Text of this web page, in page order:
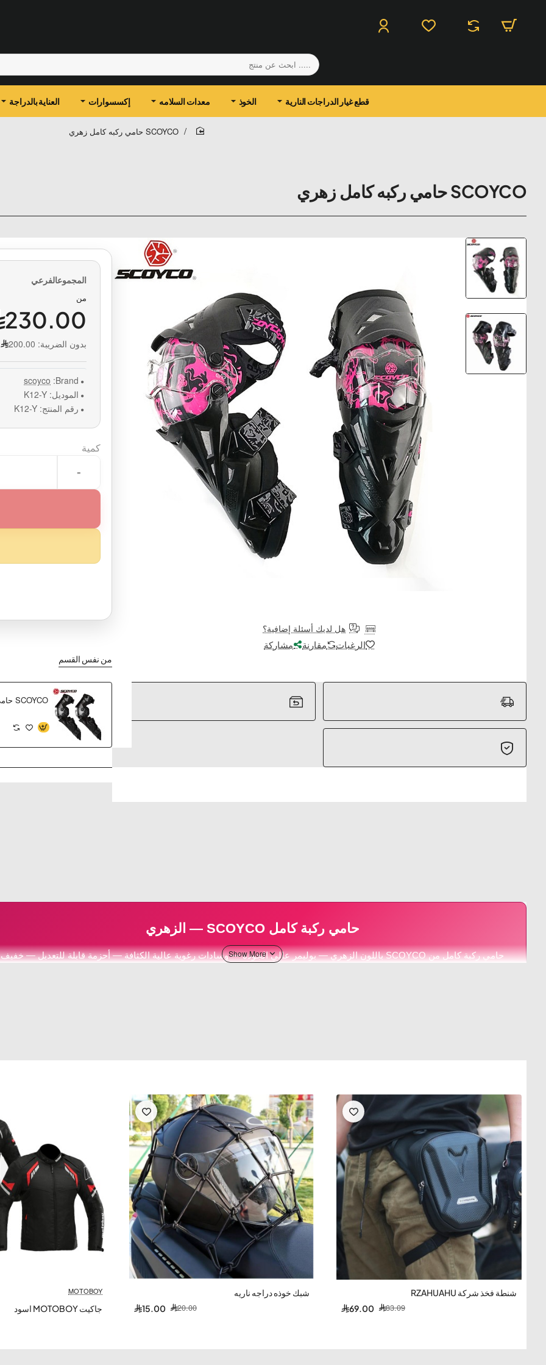
.....
ابحث
عن
منتج
قطع غيار الدراجات النارية الخوذ معدات السلامه إكسسوارات العناية بالدراجة
SCOYCO حامي ركبه كامل زهري
SCOYCO حامي ركبه كامل زهري
هل لديك أسئلة إضافية؟
الرغبات مقارنة مشاركة
من
230.00
بدون الضريبة: 200.00
Brand:
scoyco
الموديل: K12-Y
رقم المنتج: K12-Y
من نفس القسم
SCOYCO حامي ركبه كامل اسود
حامي ركبة كامل SCOYCO — الزهري
حامي ركبة كامل من SCOYCO باللون الزهري — بوليمر عالي الجودة — وسادات رغوية عالية الكثافة — أحزمة قابلة للتعديل — خفيف
حامي ركبة كامل SCOYCO باللون الزهري هو حماية أنيقة وعملية مصممة للسائقين الذين يبحثون عن
يجمع بينالتصميم الرياضي الجذاب والحماية المتفوقة، مما يجعله الخيار المثالي للسائقين من جميع المستويات.
مصنوع من بوليمر عالي الجودةيتميز بالمرونة والمتانة، مما يوفرحماية ممتازة ضد الصدمات والإصابات
دون التضحية بالراحة أو
الحركة.
التصميم الأنيق باللونالوردي والأسودمع شعار Scoycoعلى الجزء الأمامي يضفيلمسة من الأناقةعلى الحماية العملية، مما يجعله
مثالياً للسائقين الذين يهتمون بالمظهر بقدر اهتمامهم بالأمان.
الحماية والأمان
— مادة مرنة ومتينة توفر حماية ممتازة ضد الصدمات والإصابات. يمتص الطاقة ويوزعها، مما يقلل من الأثر على
-17%
شنطة فخذ شركة RZAHUAHU
69.00
83.09
-25%
شبك خوذه دراجه ناريه
15.00
20.00
MOTOBOY
جاكيت MOTOBOY اسود